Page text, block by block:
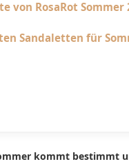
Sandaletten für
kommt bestimmt